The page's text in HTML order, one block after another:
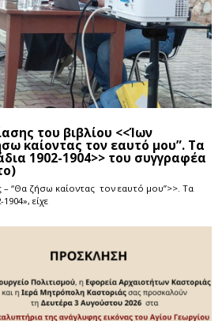
του βιβλίου <<Ίων
καίοντας τον εαυτό μου”. Τα
1902-1904>> του συγγραφέα
– “Θα ζήσω καίοντας τον εαυτό μου”>>. Τα
είχε